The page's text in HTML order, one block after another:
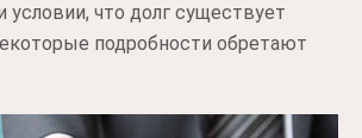
что долг существует
подробности обретают